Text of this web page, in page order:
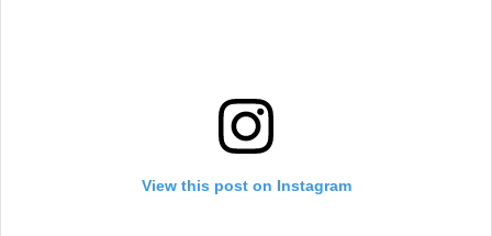
View this post on Instagram